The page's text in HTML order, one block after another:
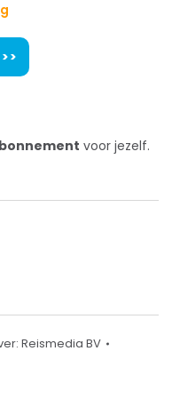
voor jezelf.
Reismedia BV